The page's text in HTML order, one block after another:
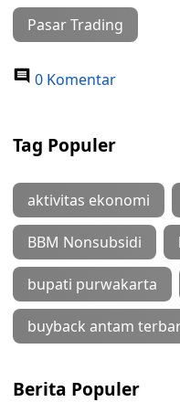
Pasar Trading
0 Komentar
Tag Populer
aktivitas ekonomi
BBM Nonsubsidi
bupati purwakarta
buyback antam
Berita Populer